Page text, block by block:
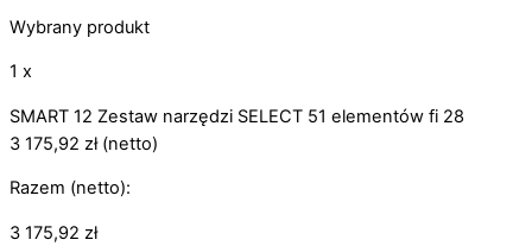
Wybrany produkt
1 x
SMART 12 Zestaw narzędzi SELECT 51 elementów fi 28
3 175,92 zł(netto)
Razem (netto):
3 175,92 zł